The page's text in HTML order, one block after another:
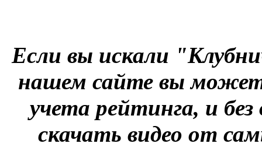
Если вы искали
нашем сайте вы
учета рейтинга, и
скачать видео от